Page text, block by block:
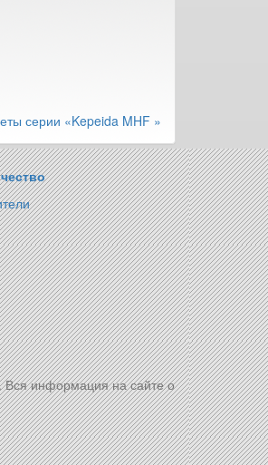
серии «Kepeida MHF »
Вся информация на сайте о